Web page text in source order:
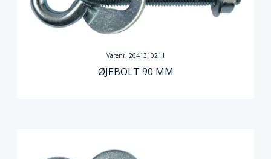
Varenr. 2641310211
ØJEBOLT 90 MM